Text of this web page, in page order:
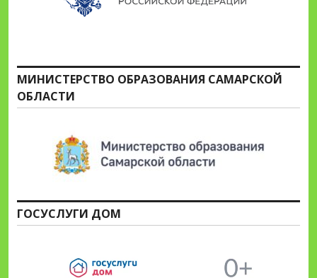
МИНИСТЕРСТВО ОБРАЗОВАНИЯ САМАРСКОЙ
ОБЛАСТИ
ГОСУСЛУГИ ДОМ